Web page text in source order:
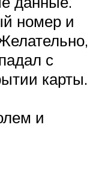
номер и
с
карты.
и